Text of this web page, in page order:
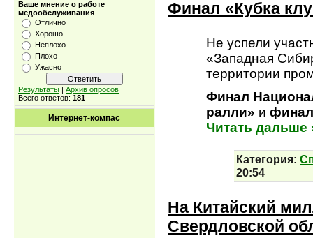
Ваше мнение о работе
медообслуживания
Отлично
Хорошо
Неплохо
Плохо
Ужасно
Результаты | Архив опросов
Всего ответов: 181
Интернет-компас
Финал «Кубка
Не успели
«Западная
территории
Финал
ралли» и
Читать дальше
Категория:
20:54
На Китайский
Свердловской